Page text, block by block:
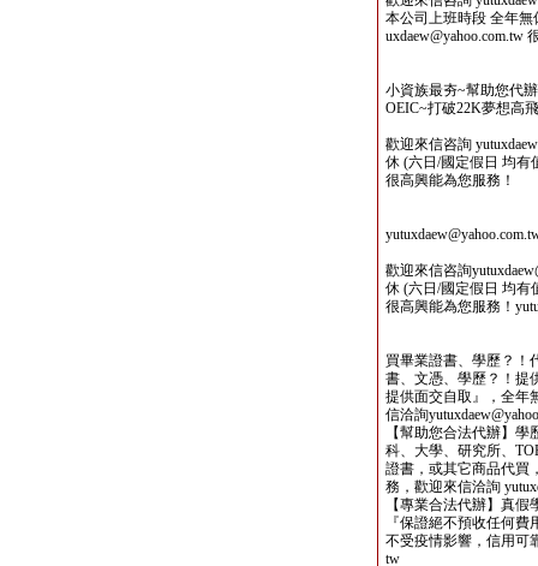
本公司上班時段 全年
uxdaew@yahoo.com.tw
小資族最夯~幫助您代
OEIC~打破22K夢想高
歡迎來信咨詢
休 (六日/國定假日 均有
很高興能為您服務！
歡迎來信咨詢
休 (六日/國定假日 均有
很高興能為您服務！
買畢業證書、學歷？！
書、文憑、學歷？！提
提供面交自取』，全年
信洽詢
【幫助您合法代辦】
科、大學、研究所、
證書，或其它商品代買
務，歡迎來信洽詢
【專業合法代辦】真
『保證絕不預收任何
不受疫情影響，信用可
tw